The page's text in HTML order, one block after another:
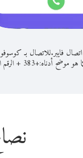
فايبر.للاتصال بـ
هو موضح أدناه:+
383
+الرقم